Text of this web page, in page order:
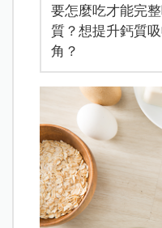
要怎麼吃才能完
質？想提升鈣質
角？